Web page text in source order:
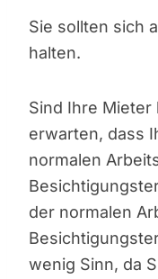
Sie sollten sich
halten.
Sind Ihre
erwarten, dass
normalen
der normalen
wenig Sinn, da